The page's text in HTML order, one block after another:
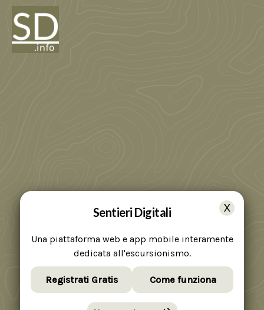
Sentieri Digitali
Una piattaforma web e app mobile interamente
dedicata all'escursionismo.
Registrati Gratis Come funziona